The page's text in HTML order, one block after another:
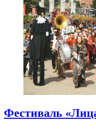
Фестиваль